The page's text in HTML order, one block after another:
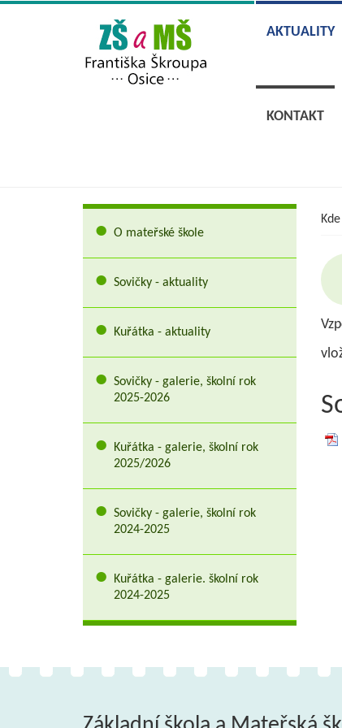
AKTUALITY
KONTAKT
O mateřské škole
Sovičky - aktuality
Kuřátka - aktuality
Sovičky - galerie, školní rok
2025-2026
Kuřátka - galerie, školní rok
2025/2026
Sovičky - galerie, školní rok
2024-2025
Kuřátka - galerie. školní rok
2024-2025